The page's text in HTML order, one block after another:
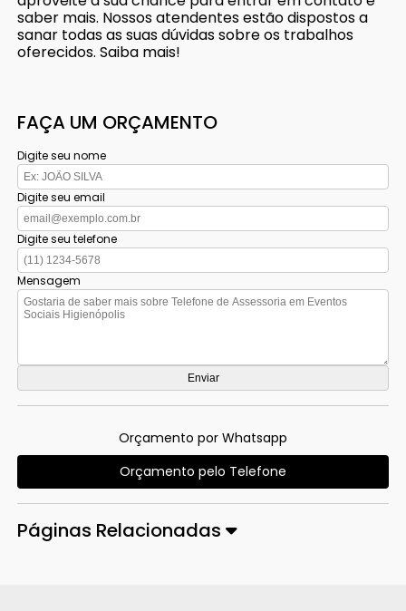
saber mais. Nossos atendentes estão dispostos a
sanar todas as suas dúvidas sobre os trabalhos
oferecidos. Saiba mais!
FAÇA UM ORÇAMENTO
Digite seu nome
Digite seu email
Digite seu telefone
Mensagem
Orçamento por Whatsapp
Orçamento pelo Telefone
Páginas Relacionadas